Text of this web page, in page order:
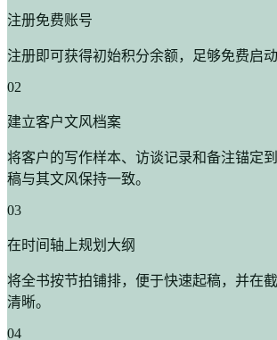
注册免费账号
注册即可获得初始积分余额，足够免费启动
02
建立客户文风档案
将客户的写作样本、访谈记录和备注锚定
稿与其文风保持一致。
03
在时间轴上规划大纲
将全书按节拍铺排，便于快速起稿，并在
清晰。
04